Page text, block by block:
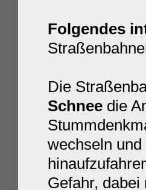
Folgendes
Die
Schnee die
wechseln
Gefahr,